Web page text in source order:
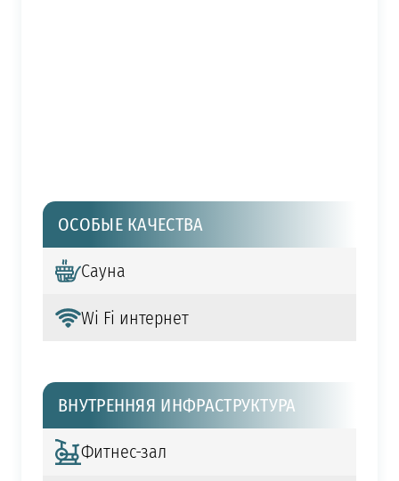
ОСОБЫЕ КАЧЕСТВА
Сауна
Wi Fi интернет
ВНУТРЕННЯЯ ИНФРАСТРУКТУРА
Фитнес-зал